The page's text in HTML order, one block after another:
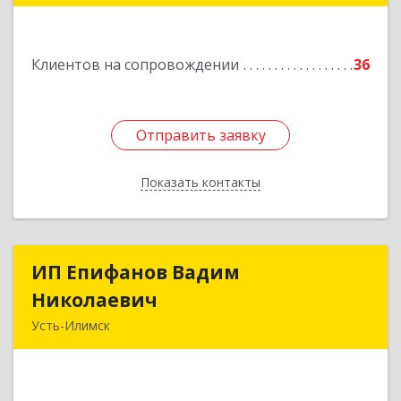
Клиентов на сопровождении 36
Отправить заявку
Показать контакты
Отправить заявку
Назад
ИП Епифанов Вадим
Николаевич
Усть-Илимск
ИП Епифанов Вадим